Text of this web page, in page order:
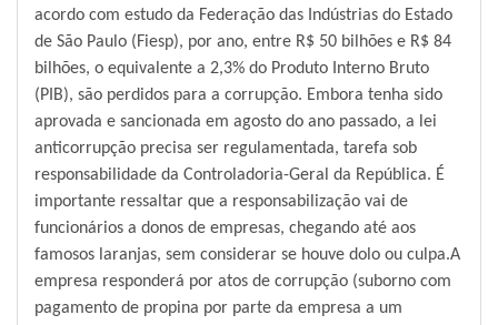
acordo com estudo da Federação das Indústrias do Estado
de São Paulo (Fiesp), por ano, entre R$ 50 bilhões e R$ 84
bilhões, o equivalente a 2,3% do Produto Interno Bruto
(PIB), são perdidos para a corrupção. Embora tenha sido
aprovada e sancionada em agosto do ano passado, a lei
anticorrupção precisa ser regulamentada, tarefa sob
responsabilidade da Controladoria-Geral da República. É
importante ressaltar que a responsabilização vai de
funcionários a donos de empresas, chegando até aos
famosos laranjas, sem considerar se houve dolo ou culpa.A
empresa responderá por atos de corrupção (suborno com
pagamento de propina por parte da empresa a um